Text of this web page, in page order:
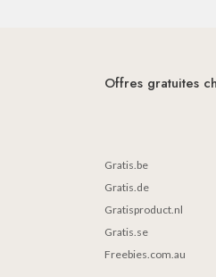
Offres gratuites
Gratis.be
Gratis.de
Gratisproduct.nl
Gratis.se
Freebies.com.au